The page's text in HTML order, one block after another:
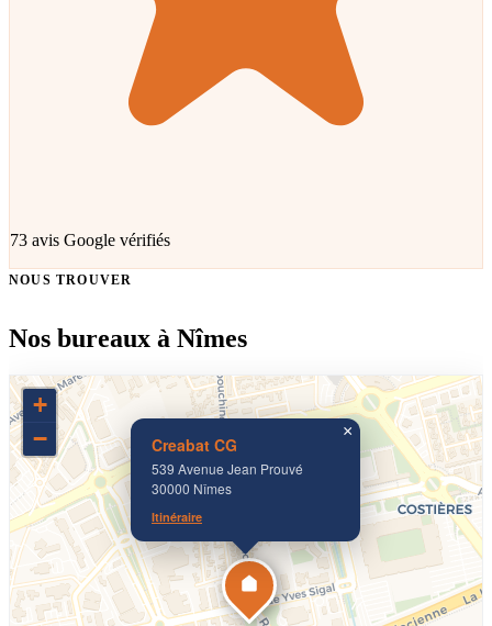
73 avis Google vérifiés
NOUS TROUVER
Nos bureaux à Nîmes
Creabat CG
539 Avenue Jean Prouvé
30000 Nîmes
Itinéraire
×
+
−